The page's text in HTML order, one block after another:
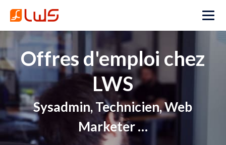
Offres d'emploi chez
LWS
Sysadmin, Technicien, Web
Marketer …